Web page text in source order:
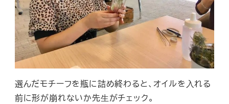
選んだモチーフを瓶に詰め終わると、オイルを⼊れる
前に形が崩れないか先⽣がチェック。